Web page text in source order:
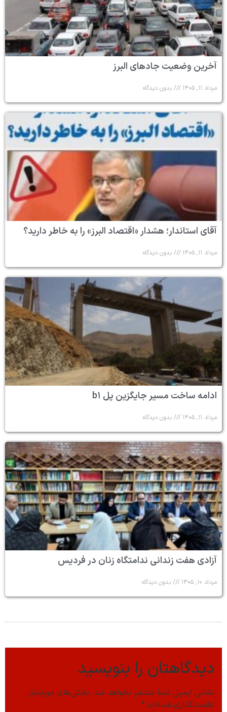
آخرین وضعیت جادهای البرز
مرداد ۱۱, ۱۴۰۵ بدون دیدگاه
آقای استاندار؛ هشدار «اقتصاد البرز» را به خاطر دارید؟
مرداد ۱۱, ۱۴۰۵ بدون دیدگاه
ادامه ساخت مسیر جایگزین پل b۱
مرداد ۱۱, ۱۴۰۵ بدون دیدگاه
آزادی هفت زندانی ندامتگاه زنان در فردیس
مرداد ۱۰, ۱۴۰۵ بدون دیدگاه
دیدگاهتان را بنویسید
نشانی ایمیل شما منتشر نخواهد شد. بخش‌های موردنیاز
علامت‌گذاری شده‌اند *